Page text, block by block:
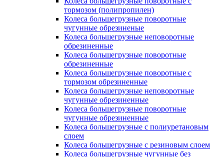
тормозом (полипропилен)
Колеса большегрузные поворотные
чугунные обрезиненые
Колеса большегрузные неповоротные
обрезиненные
Колеса большегрузные поворотные
обрезиненные
Колеса большегрузные поворотные с
тормозом обрезиненные
Колеса большегрузные неповоротные
чугунные обрезиненные
Колеса большегрузные поворотные
чугунные обрезиненные
Колеса большегрузные с полиуретановым
слоем
Колеса большегрузные с резиновым слоем
Колеса большегрузные чугунные без